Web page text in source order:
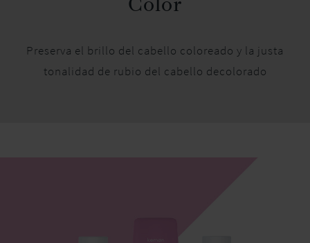
Color
Preserva el brillo del cabello coloreado y la justa
tonalidad de rubio del cabello decolorado